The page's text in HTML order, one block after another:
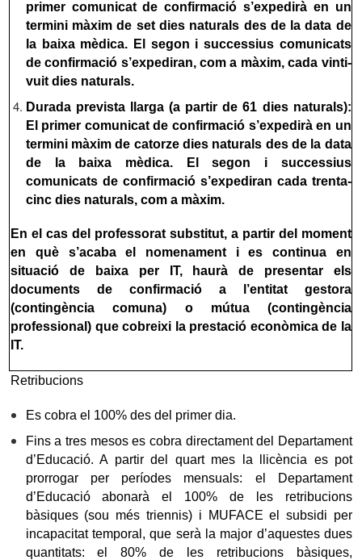
primer comunicat de confirmació s’expedirà en un
termini màxim de set dies naturals des de la data de
la baixa mèdica. El segon i successius comunicats
de confirmació s’expediran, com a màxim, cada vinti-
vuit dies naturals.
Durada prevista llarga (a partir de 61 dies naturals):
El primer comunicat de confirmació s’expedirà en un
termini màxim de catorze dies naturals des de la data
de la baixa mèdica. El segon i successius
comunicats de confirmació s’expediran cada trenta-
cinc dies naturals, com a màxim.
En el cas del professorat substitut, a partir del moment
en què s’acaba el nomenament i es continua en
situació de baixa per IT, haurà de presentar els
documents de confirmació a l’entitat gestora
(contingència comuna) o mútua (contingència
professional) que cobreixi la prestació econòmica de la
IT.
Retribucions
Es cobra el 100% des del primer dia.
Fins a tres mesos es cobra directament del Departament
d’Educació. A partir del quart mes la llicència es pot
prorrogar per períodes mensuals: el Departament
d’Educació abonarà el 100% de les retribucions
bàsiques (sou més triennis) i MUFACE el subsidi per
incapacitat temporal, que serà la major d’aquestes dues
quantitats: el 80% de les retribucions bàsiques,